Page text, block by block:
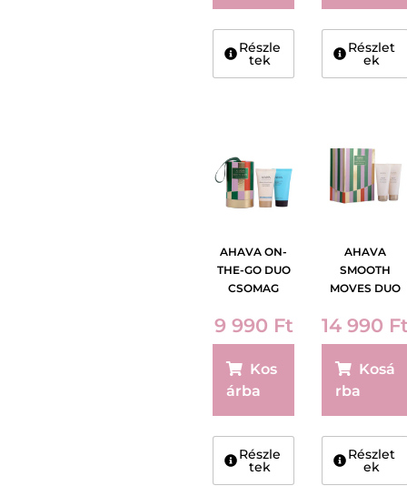
Részle
tek
Részlet
ek
AHAVA ON-
THE-GO DUO
CSOMAG
9 990 Ft
Kos
árba
Részle
tek
AHAVA
SMOOTH
MOVES DUO
14 990
Kosá
rba
Részlet
ek